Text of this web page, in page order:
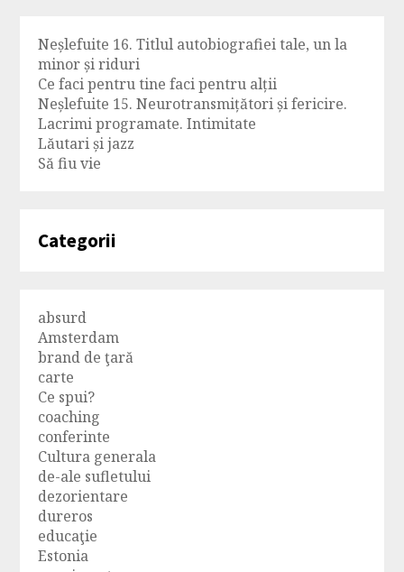
Neșlefuite 16. Titlul autobiografiei tale, un la
minor și riduri
Ce faci pentru tine faci pentru alții
Neșlefuite 15. Neurotransmițători și fericire.
Lacrimi programate. Intimitate
Lăutari și jazz
Să fiu vie
Categorii
absurd
Amsterdam
brand de ţară
carte
Ce spui?
coaching
conferinte
Cultura generala
de-ale sufletului
dezorientare
dureros
educaţie
Estonia